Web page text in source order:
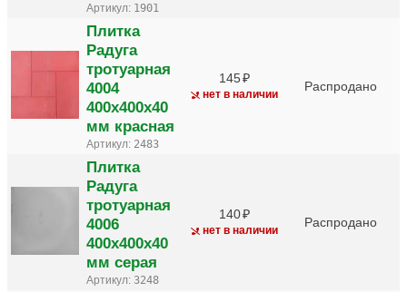
Артикул: 1901
Плитка
Радуга
тротуарная
4004
400х400х40
мм красная
Артикул: 2483
145
нет в наличии
Распродано
Плитка
Радуга
тротуарная
4006
400х400х40
мм серая
Артикул: 3248
140
нет в наличии
Распродано